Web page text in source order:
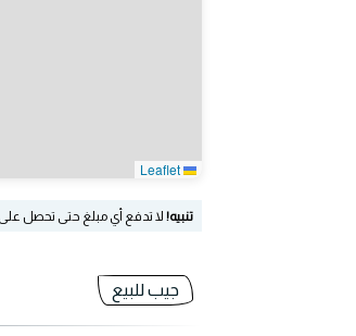
تنبيه! لا تدفع أي مبلغ حتى تحصل
جيب للبيع